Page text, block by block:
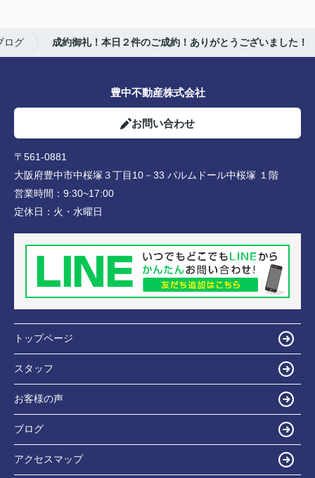
ログ 成約御礼！本日２件のご成約！ありがとうございました！
豊中不動産株式会社
お問い合わせ
〒561-0881
大阪府豊中市中桜塚３丁目10－33 パルムドール中桜塚 １階
営業時間： 9:30~17:00
定休日： 火・水曜日
トップページ
スタッフ
お客様の声
ブログ
アクセスマップ